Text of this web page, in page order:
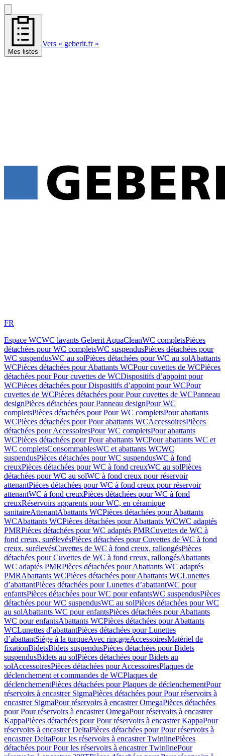
Mes listes
Vers « geberit.fr »
FR
Espace WCWC lavants Geberit AquaCleanWC completsPièces
détachées pour WC completsWC suspendusPièces détachées pour
WC suspendusWC au solPièces détachées pour WC au solAbattants
WCPièces détachées pour Abattants WCPour cuvettes de WCPièces
détachées pour Pour cuvettes de WCDispositifs d’appoint pour
WCPièces détachées pour Dispositifs d’appoint pour WCPour
cuvettes de WCPièces détachées pour Pour cuvettes de WCPanneau
designPièces détachées pour Panneau designPour WC
completsPièces détachées pour Pour WC completsPour abattants
WCPièces détachées pour Pour abattants WCAccessoiresPièces
détachées pour AccessoiresPour WC completsPour abattants
WCPièces détachées pour Pour abattants WCPour abattants WC et
WC completsConsommablesWC et abattants WCWC
suspendusPièces détachées pour WC suspendusWC à fond
creuxPièces détachées pour WC à fond creuxWC au solPièces
détachées pour WC au solWC à fond creux pour réservoir
attenantPièces détachées pour WC à fond creux pour réservoir
attenantWC à fond creuxPièces détachées pour WC à fond
creuxRéservoirs apparents pour WC, en céramique
sanitaireAttenantAbattants WCPièces détachées pour Abattants
WCAbattants WCPièces détachées pour Abattants WCWC adaptés
PMRPièces détachées pour WC adaptés PMRCuvettes de WC à
fond creux, surélevésPièces détachées pour Cuvettes de WC à fond
creux, surélevésCuvettes de WC à fond creux, rallongésPièces
détachées pour Cuvettes de WC à fond creux, rallongésAbattants
WC adaptés PMRPièces détachées pour Abattants WC adaptés
PMRAbattants WCPièces détachées pour Abattants WCLunettes
d’abattantPièces détachées pour Lunettes d’abattantWC pour
enfantsPièces détachées pour WC pour enfantsWC suspendusPièces
détachées pour WC suspendusWC au solPièces détachées pour WC
au solAbattants WC pour enfantsPièces détachées pour Abattants
WC pour enfantsAbattants WCPièces détachées pour Abattants
WCLunettes d’abattantPièces détachées pour Lunettes
d’abattantSiège à la turqueAvec rinçageAccessoiresMatériel de
fixationBidetsBidets suspendusPièces détachées pour Bidets
suspendusBidets au solPièces détachées pour Bidets au
solAccessoiresPièces détachées pour AccessoiresPlaques de
déclenchement et commandes de WCPlaques de
déclenchementPièces détachées pour Plaques de déclenchementPour
réservoirs à encastrer SigmaPièces détachées pour Pour réservoirs à
encastrer SigmaPour réservoirs à encastrer OmegaPièces détachées
pour Pour réservoirs à encastrer OmegaPour réservoirs à encastrer
KappaPièces détachées pour Pour réservoirs à encastrer KappaPour
réservoirs à encastrer DeltaPièces détachées pour Pour réservoirs à
encastrer DeltaPour les réservoirs à encastrer TwinlinePièces
détachées pour Pour les réservoirs à encastrer TwinlinePour